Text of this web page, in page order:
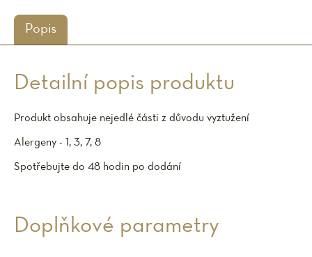
Popis
Detailní popis produktu
Produkt obsahuje nejedlé části z důvodu vyztužení
Alergeny - 1, 3, 7, 8
Spotřebujte do 48 hodin po dodání
Doplňkové parametry